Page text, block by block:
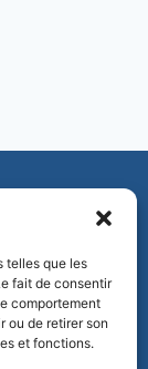
telles que les
fait de consentir
comportement
ou de retirer son
et fonctions.